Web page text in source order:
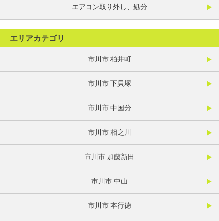
エアコン取り外し、処分
エリアカテゴリ
市川市 柏井町
市川市 下貝塚
市川市 中国分
市川市 相之川
市川市 加藤新田
市川市 中山
市川市 本行徳